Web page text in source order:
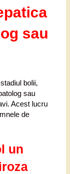
sau
bolii,
sau
Acest lucru
de
un